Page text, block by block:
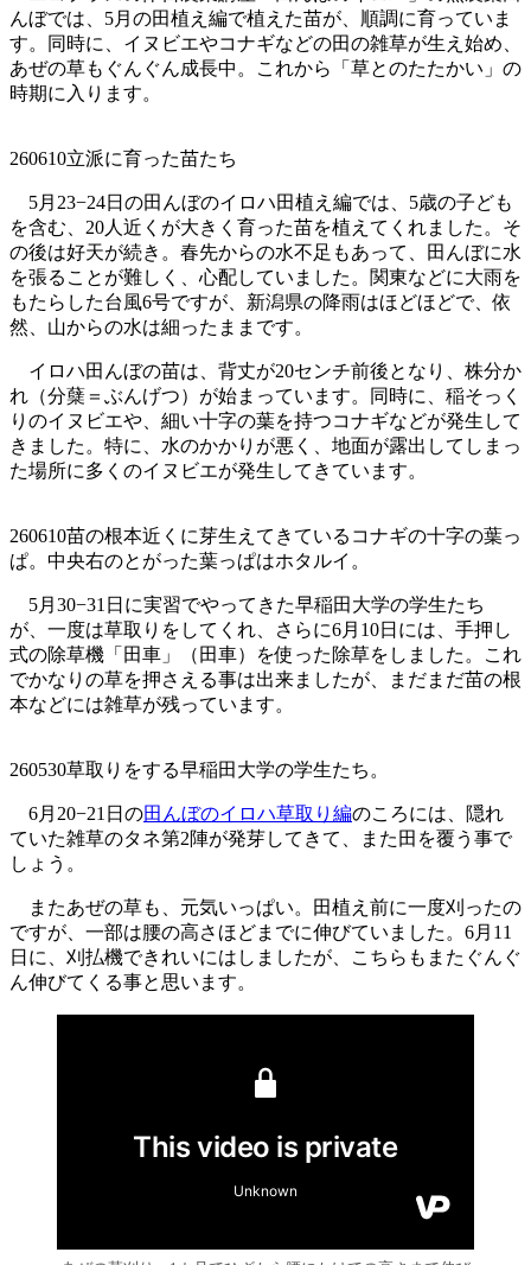
んぼでは、5月の田植え編で植えた苗が、順調に育っていま
す。同時に、イヌビエやコナギなどの田の雑草が生え始め、
あぜの草もぐんぐん成長中。これから「草とのたたかい」の
時期に入ります。
260610立派に育った苗たち
5月23−24日の田んぼのイロハ田植え編では、5歳の子ども
を含む、20人近くが大きく育った苗を植えてくれました。そ
の後は好天が続き。春先からの水不足もあって、田んぼに水
を張ることが難しく、心配していました。関東などに大雨を
もたらした台風6号ですが、新潟県の降雨はほどほどで、依
然、山からの水は細ったままです。
イロハ田んぼの苗は、背丈が20センチ前後となり、株分か
れ（分蘖＝ぶんげつ）が始まっています。同時に、稲そっく
りのイヌビエや、細い十字の葉を持つコナギなどが発生して
きました。特に、水のかかりが悪く、地面が露出してしまっ
た場所に多くのイヌビエが発生してきています。
260610苗の根本近くに芽生えてきているコナギの十字の葉っ
ぱ。中央右のとがった葉っぱはホタルイ。
5月30−31日に実習でやってきた早稲田大学の学生たち
が、一度は草取りをしてくれ、さらに6月10日には、手押し
式の除草機「田車」（田車）を使った除草をしました。これ
でかなりの草を押さえる事は出来ましたが、まだまだ苗の根
本などには雑草が残っています。
260530草取りをする早稲田大学の学生たち。
6月20−21日の田んぼのイロハ草取り編のころには、隠れ
ていた雑草のタネ第2陣が発芽してきて、また田を覆う事で
しょう。
またあぜの草も、元気いっぱい。田植え前に一度刈ったの
ですが、一部は腰の高さほどまでに伸びていました。6月11
日に、刈払機できれいにはしましたが、こちらもまたぐんぐ
ん伸びてくる事と思います。